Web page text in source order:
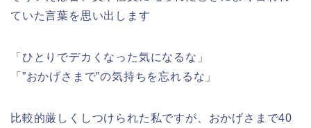
ていた言葉を思い出します
「ひとりでデカくなった気になるな」
「”おかげさまで”の気持ちを忘れるな」
比較的厳しくしつけられた私ですが、おかげさまで40